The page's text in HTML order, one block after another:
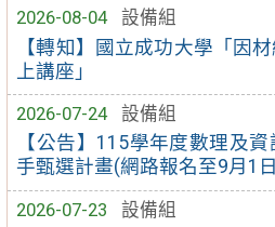
2026-08-04
設備組
【轉知】國立成功大學「因
上講座」
2026-07-24
設備組
【公告】115學年度數理及
手甄選計畫(網路報名至9月1
2026-07-23
設備組